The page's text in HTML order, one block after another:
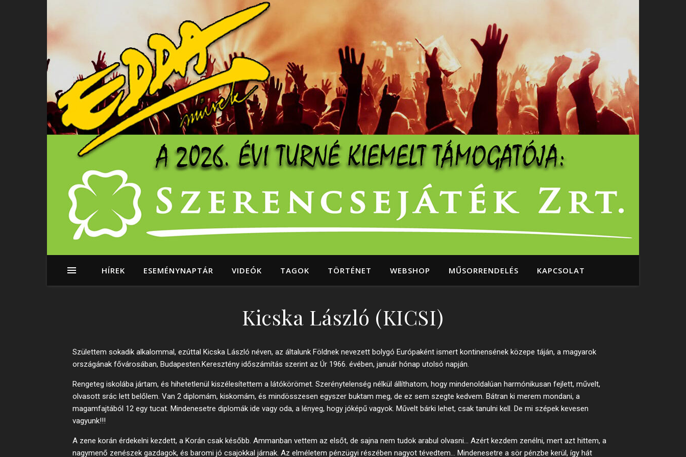
HÍREK ESEMÉNYNAPTÁR VIDEÓK TAGOK TÖRTÉNET WEBSHOP MŰSORRENDELÉS KAPCSOLAT
Kicska László (KICSI)
Születtem sokadik alkalommal, ezúttal Kicska László néven, az általunk Földnek nevezett bolygó Európaként ismert kontinensének közepe táján, a magyarok
országának fővárosában, Budapesten.Keresztény időszámítás szerint az Úr 1966. évében, január hónap utolsó napján.
Rengeteg iskolába jártam, és hihetetlenül kiszélesítettem a látókörömet. Szerénytelenség nélkül állíthatom, hogy mindenoldalúan harmónikusan fejlett, művelt,
olvasott srác lett belőlem. Van 2 diplomám, kiskomám, és mindösszesen egyszer buktam meg, de ez sem szegte kedvem. Bátran ki merem mondani, a
magamfajtából 12 egy tucat. Mindenesetre diplomák ide vagy oda, a lényeg, hogy jóképű vagyok. Művelt bárki lehet, csak tanulni kell. De mi szépek kevesen
vagyunk!!!
A zene korán érdekelni kezdett, a Korán csak később. Ammanban vettem az elsőt, de sajna nem tudok arabul olvasni… Azért kezdem zenélni, mert azt hittem, a
nagymenő zenészek gazdagok, és baromi jó csajokkal járnak. Az elméletem pénzügyi részében nagyot tévedtem… Mindenesetre a sör pénzbe kerül, így hát